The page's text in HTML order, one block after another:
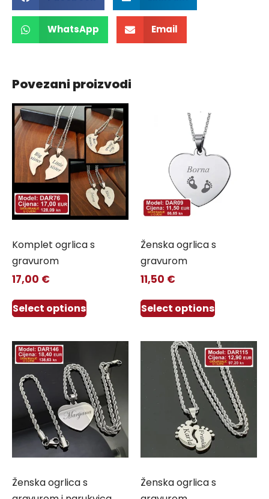
WhatsApp Email
Povezani proizvodi
Komplet ogrlica s
gravurom
17,00 €
Select options
Ženska ogrlica s
gravurom
11,50 €
Select options
Ženska ogrlica s
Ženska ogrlica s